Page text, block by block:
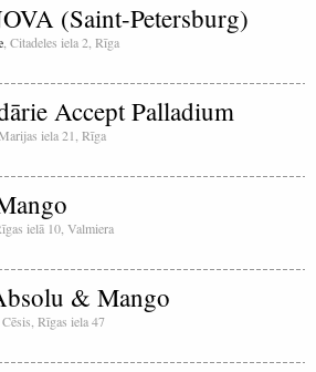
(Saint-Petersburg)
, Citadeles iela 2, Rīga
Accept Palladium
Marijas iela 21, Rīga
ielā 10, Valmiera
& Mango
, Cēsis, Rīgas iela 47